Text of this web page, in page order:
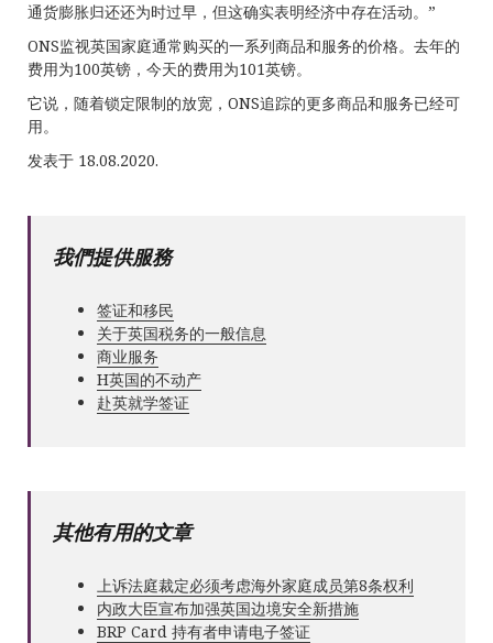
通货膨胀归还还为时过早，但这确实表明经济中存在活动。”
ONS监视英国家庭通常购买的一系列商品和服务的价格。去年的
费用为100英镑，今天的费用为101英镑。
它说，随着锁定限制的放宽，ONS追踪的更多商品和服务已经可
用。
发表于 18.08.2020.
我們提供服務
签证和移民
关于英国税务的一般信息
商业服务
Н英国的不动产
赴英就学签证
其他有用的文章
上诉法庭裁定必须考虑海外家庭成员第8条权利
内政大臣宣布加强英国边境安全新措施
BRP Card 持有者申请电子签证